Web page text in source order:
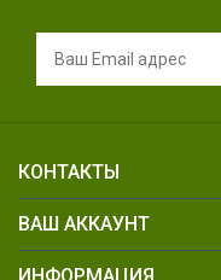
КОНТАКТЫ
ВАШ АККАУНТ
ИНФОРМАЦИЯ